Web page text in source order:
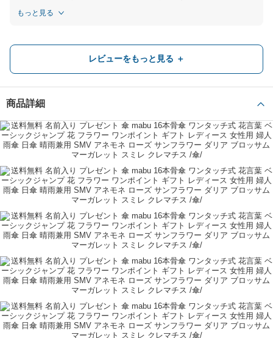
ます。
もっと見る
還暦祝いの赤い色の品を探していました。真っ赤でなく淡い赤にアネモネの
さりげない模様が入りとても素敵でした！名前も入れてもらいましたが、主
張しすぎないさりげない入り方でよかったです。
ショップからの返信
ご丁寧にレビューを頂き、ありがとうございます。
商品お気に入りいただけたようで、大変うれしく思います。
また機会がありましたら、宜しくお願い致します。
名入れギフト専門店武友工房
もっと見る
プチギフト 恋人/パートナー 50代 購入者
ショップからの返信
高評価を頂き、誠にありがとうございます。
レビューをもっと見る ＋
商品詳細